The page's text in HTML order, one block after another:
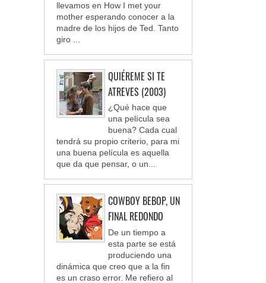
llevamos en How I met your
mother esperando conocer a la
madre de los hijos de Ted. Tanto
giro ...
QUIÉREME SI TE
ATREVES (2003)
¿Qué hace que
una película sea
buena? Cada cual
tendrá su propio criterio, para mi
una buena película es aquella
que da que pensar, o un...
COWBOY BEBOP, UN
FINAL REDONDO
De un tiempo a
esta parte se está
produciendo una
dinámica que creo que a la fin
es un craso error. Me refiero al